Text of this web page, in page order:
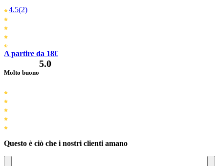
4.5(2)
A partire da 18€
Molto buono
5.0
Questo è ciò che i nostri clienti amano